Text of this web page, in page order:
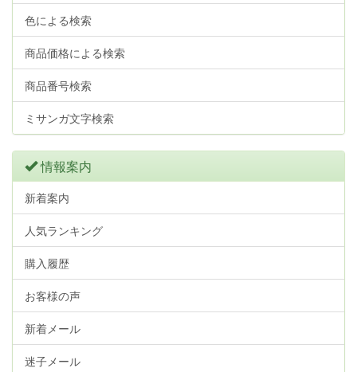
色による検索
商品価格による検索
商品番号検索
ミサンガ文字検索
情報案内
新着案内
人気ランキング
購入履歴
お客様の声
新着メール
迷子メール